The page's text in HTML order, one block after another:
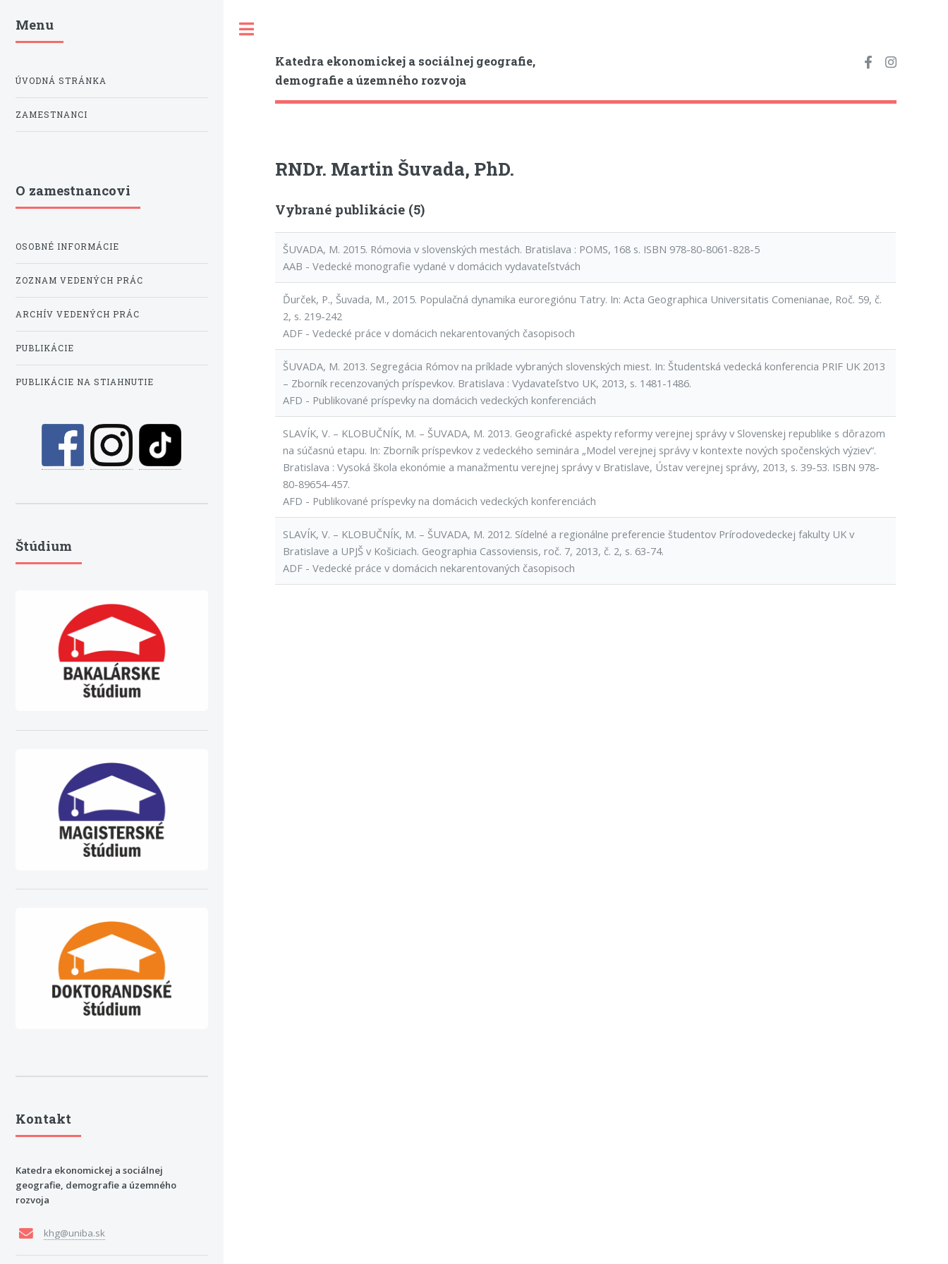
Katedra ekonomickej a sociálnej geografie,
demografie a územného rozvoja
RNDr. Martin Šuvada, PhD.
Vybrané publikácie (5)
ŠUVADA, M. 2015. Rómovia v slovenských mestách. Bratislava : POMS, 168 s. ISBN 978-80-8061-828-5
AAB - Vedecké monografie vydané v domácich vydavateľstvách
Ďurček, P., Šuvada, M., 2015. Populačná dynamika euroregiónu Tatry. In: Acta Geographica Universitatis Comenianae, Roč. 59, č.
2, s. 219-242
ADF - Vedecké práce v domácich nekarentovaných časopisoch
ŠUVADA, M. 2013. Segregácia Rómov na príklade vybraných slovenských miest. In: Študentská vedecká konferencia PRIF UK 2013
– Zborník recenzovaných príspevkov. Bratislava : Vydavateľstvo UK, 2013, s. 1481-1486.
AFD - Publikované príspevky na domácich vedeckých konferenciách
SLAVÍK, V. – KLOBUČNÍK, M. – ŠUVADA, M. 2013. Geografické aspekty reformy verejnej správy v Slovenskej republike s dôrazom
na súčasnú etapu. In: Zborník príspevkov z vedeckého seminára „Model verejnej správy v kontexte nových spočenských výziev“.
Bratislava : Vysoká škola ekonómie a manažmentu verejnej správy v Bratislave, Ústav verejnej správy, 2013, s. 39-53. ISBN 978-
80-89654-457.
AFD - Publikované príspevky na domácich vedeckých konferenciách
SLAVÍK, V. – KLOBUČNÍK, M. – ŠUVADA, M. 2012. Sídelné a regionálne preferencie študentov Prírodovedeckej fakulty UK v
Bratislave a UPJŠ v Košiciach. Geographia Cassoviensis, roč. 7, 2013, č. 2, s. 63-74.
ADF - Vedecké práce v domácich nekarentovaných časopisoch
Menu
ÚVODNÁ STRÁNKA
ZAMESTNANCI
O zamestnancovi
OSOBNÉ INFORMÁCIE
ZOZNAM VEDENÝCH PRÁC
ARCHÍV VEDENÝCH PRÁC
PUBLIKÁCIE
PUBLIKÁCIE NA STIAHNUTIE
Štúdium
Kontakt
Katedra ekonomickej a sociálnej
geografie, demografie a územného
rozvoja
khg@uniba.sk